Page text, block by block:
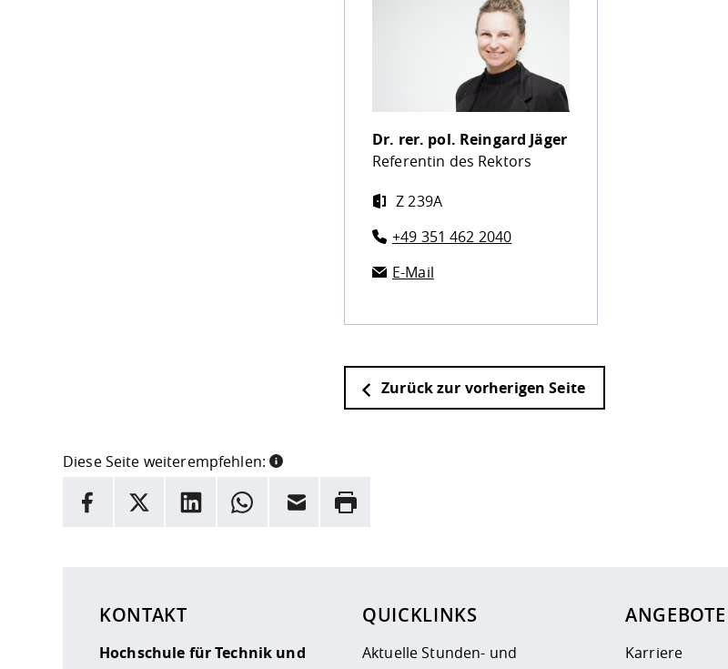
Dr. rer. pol. Reingard Jäger
Referentin des Rektors
Z 239A
+49 351 462 2040
E-Mail
Zurück zur vorherigen Seite
Diese Seite weiterempfehlen:
INFORMATION
Facebook
X LinkedInWhatsappE-Mail Drucken
KONTAKT
Hochschule für Technik und
QUICKLINKS
Aktuelle Stunden- und
ANGEBOTE
Karriere